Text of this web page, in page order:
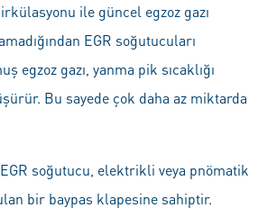
ile güncel egzoz gazı
EGR soğutucuları
egzoz gazı, yanma pik sıcaklığı
Bu sayede çok daha az miktarda
soğutucu, elektrikli veya pnömatik
bir baypas klapesine sahiptir.